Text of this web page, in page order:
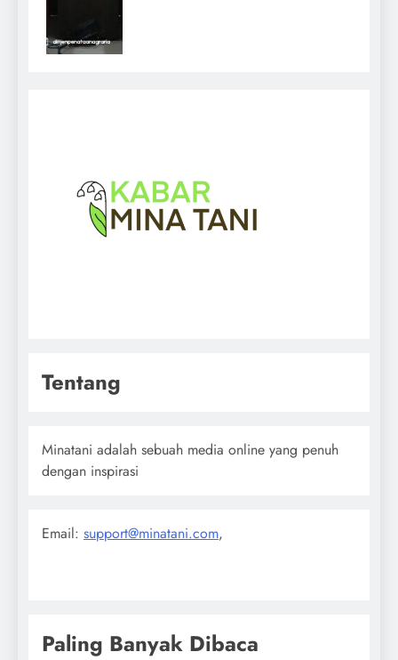
Tentang
Minatani adalah sebuah media online yang penuh
dengan inspirasi
Email: support@minatani.com,
Paling Banyak Dibaca